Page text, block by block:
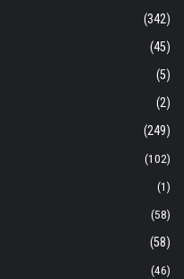
(342)
(45)
(5)
(2)
(249)
(102)
(1)
(58)
(58)
(46)